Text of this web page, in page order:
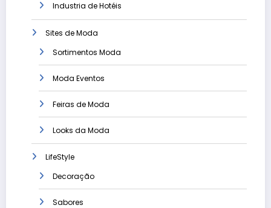
Industria de Hotéis
Sites de Moda
Sortimentos Moda
Moda Eventos
Feiras de Moda
Looks da Moda
LifeStyle
Decoração
Sabores